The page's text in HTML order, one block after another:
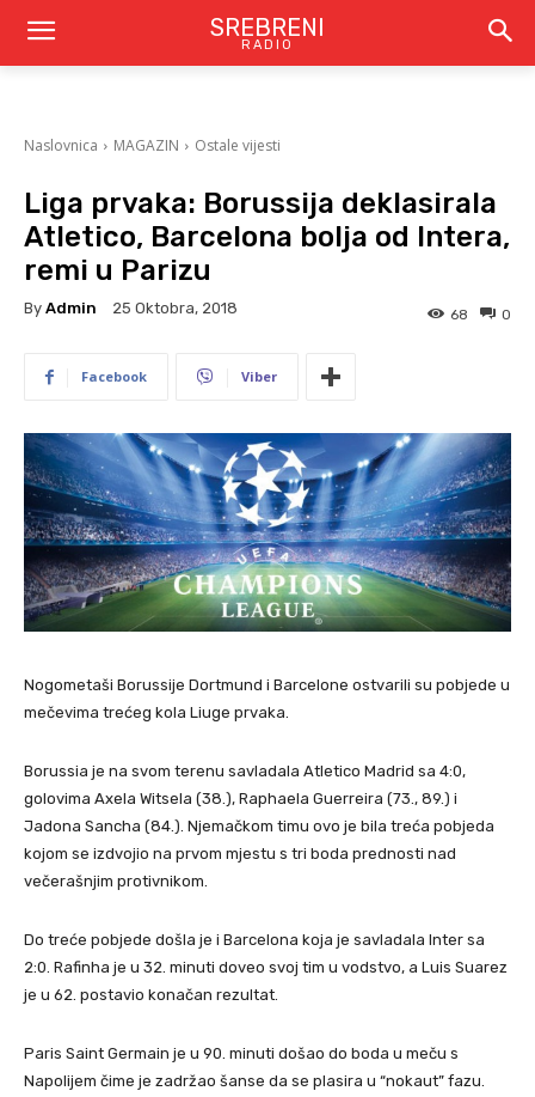
SREBRENI
RADIO
Naslovnica MAGAZIN Ostale vijesti
Liga prvaka: Borussija deklasirala
Atletico, Barcelona bolja od Intera,
remi u Parizu
By Admin 25 Oktobra, 2018 0
68
Facebook Viber
Nogometaši Borussije Dortmund i Barcelone ostvarili su pobjede u
mečevima trećeg kola Liuge prvaka.
Borussia je na svom terenu savladala Atletico Madrid sa 4:0,
golovima Axela Witsela (38.), Raphaela Guerreira (73., 89.) i
Jadona Sancha (84.). Njemačkom timu ovo je bila treća pobjeda
kojom se izdvojio na prvom mjestu s tri boda prednosti nad
večerašnjim protivnikom.
Do treće pobjede došla je i Barcelona koja je savladala Inter sa
2:0. Rafinha je u 32. minuti doveo svoj tim u vodstvo, a Luis Suarez
je u 62. postavio konačan rezultat.
Paris Saint Germain je u 90. minuti došao do boda u meču s
Napolijem čime je zadržao šanse da se plasira u “nokaut” fazu.